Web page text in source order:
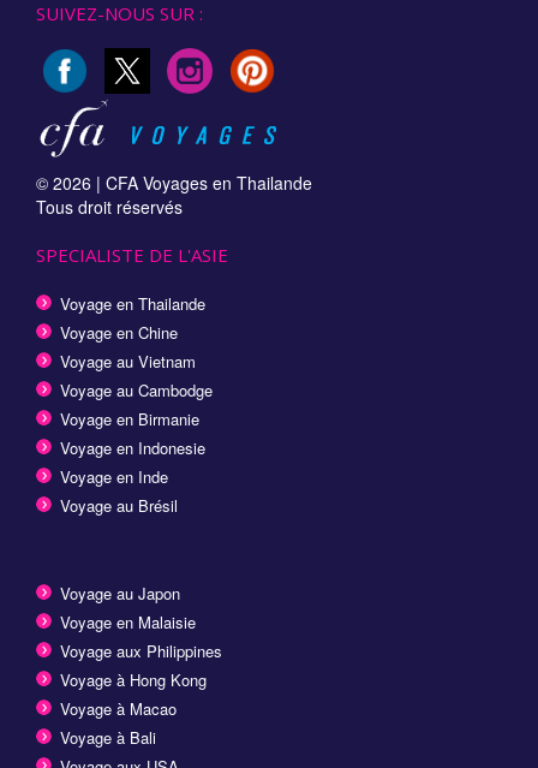
SUIVEZ-NOUS SUR :
© 2026 | CFA Voyages en Thailande
Tous droit réservés
SPECIALISTE DE L'ASIE
Voyage en Thailande
Voyage en Chine
Voyage au Vietnam
Voyage au Cambodge
Voyage en Birmanie
Voyage en Indonesie
Voyage en Inde
Voyage au Brésil
Voyage au Japon
Voyage en Malaisie
Voyage aux Philippines
Voyage à Hong Kong
Voyage à Macao
Voyage à Bali